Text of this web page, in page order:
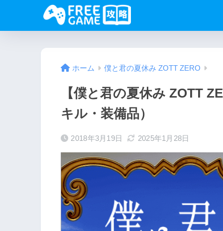
ホーム 僕と君の夏休み ZOTT ZERO
【僕と君の夏休み ZOTT
キル・装備品）
2018年3月19日 2025年1月28日